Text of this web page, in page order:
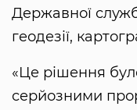
Державної
геодезії,
«Це рішення
серйозними